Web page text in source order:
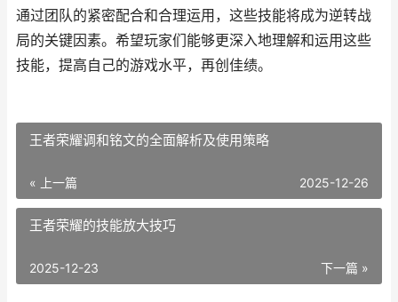
通过团队的紧密配合和合理运用，这些技能将成为逆转战
局的关键因素。希望玩家们能够更深入地理解和运用这些
技能，提高自己的游戏水平，再创佳绩。
王者荣耀调和铭文的全面解析及使用策略
« 上一篇 2025-12-26
王者荣耀的技能放大技巧
下一篇 »
2025-12-23